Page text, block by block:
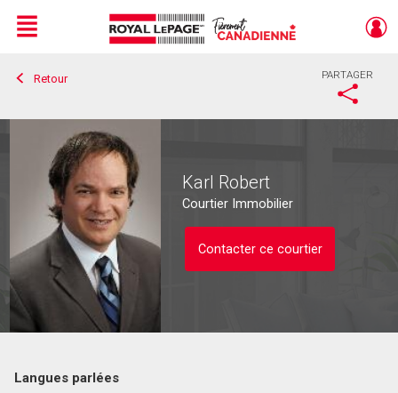
Live
En Direct
Menu
Retour PARTAGER
Karl Robert
Courtier Immobilier
Contacter ce courtier
Langues parlées